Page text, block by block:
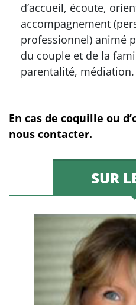
d’accueil, écoute,
accompagnement
professionnel) animé
du couple et de la
parentalité, médiation.
En cas de coquille ou
nous contacter.
SUR